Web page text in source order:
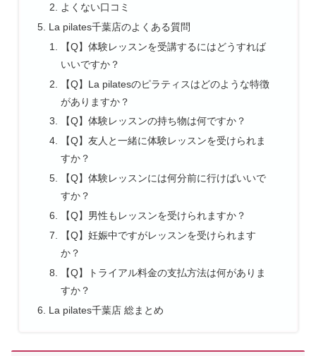
よくない口コミ
La pilates千葉店のよくある質問
【Q】体験レッスンを受講するにはどうすれば
いいですか？
【Q】La pilatesのピラティスはどのような特徴
がありますか？
【Q】体験レッスンの持ち物は何ですか？
【Q】友人と一緒に体験レッスンを受けられま
すか？
【Q】体験レッスンには何分前に行けばいいで
すか？
【Q】男性もレッスンを受けられますか？
【Q】妊娠中ですがレッスンを受けられます
か？
【Q】トライアル料金の支払方法は何がありま
すか？
La pilates千葉店 総まとめ